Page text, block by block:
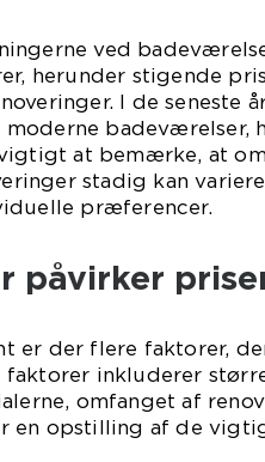
ved
herunder stigende
I de seneste
badeværelser,
at bemærke, at
stadig kan
præferencer.
påvirker
er der flere faktorer,
faktorer inkluderer
omfanget af
en opstilling af de